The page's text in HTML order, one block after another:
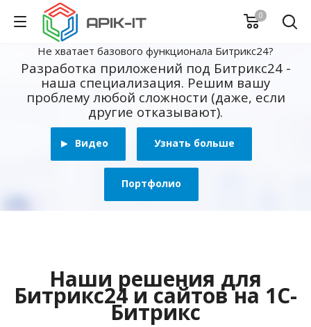
0
Не хватает базового функционала Битрикс24?
Разработка приложений под Битрикс24 -
наша специализация. Решим вашу
проблему любой сложности (даже, если
другие отказывают).
Видео Узнать больше
Портфолио
Наши решения для
Битрикс24 и сайтов на 1С-
Битрикс